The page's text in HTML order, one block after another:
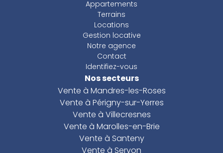
Appartements
Terrains
Locations
Gestion locative
Notre agence
Contact
Identifiez-vous
Nos secteurs
Vente à Mandres-les-Roses
Vente à Périgny-sur-Yerres
Vente à Villecresnes
Vente à Marolles-en-Brie
Vente à Santeny
Vente à Servon